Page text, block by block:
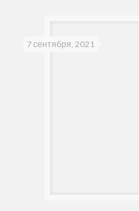
7 сентября, 2021